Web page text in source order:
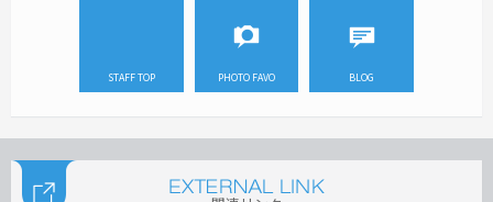
STAFF TOP PHOTO FAVO BLOG